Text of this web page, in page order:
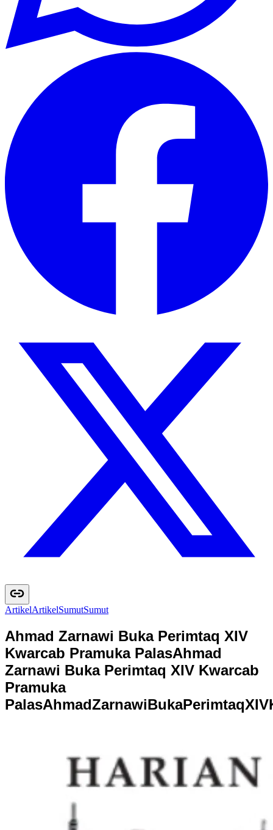
ArtikelArtikelSumutSumut
Ahmad Zarnawi Buka Perimtaq XIV
Kwarcab Pramuka PalasAhmad
Zarnawi Buka Perimtaq XIV Kwarcab
Pramuka
PalasAhmadZarnawiBukaPerimtaqXIV